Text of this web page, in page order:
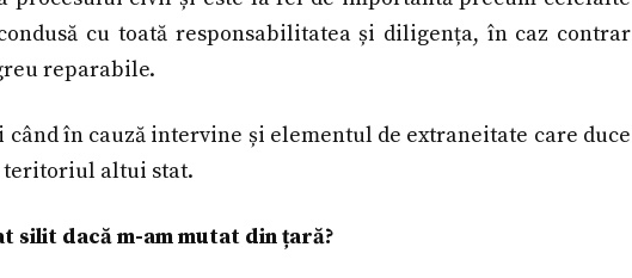
cu toată responsabilitatea și diligența, în caz contrar
reparabile.
când în cauză intervine și elementul de extraneitate care duce
teritoriul altui stat.
silit dacă m-am mutat din țară?